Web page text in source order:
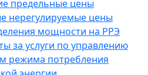
предельные цены
нерегулируемые цены
мощности на РРЭ
за услуги по управлению
режима потребления